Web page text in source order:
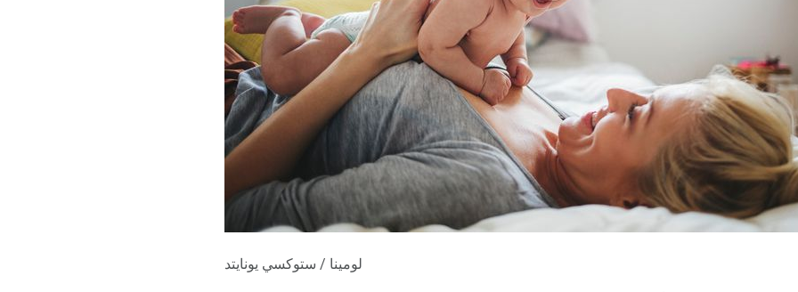
لومينا / ستوكسي يونايتد